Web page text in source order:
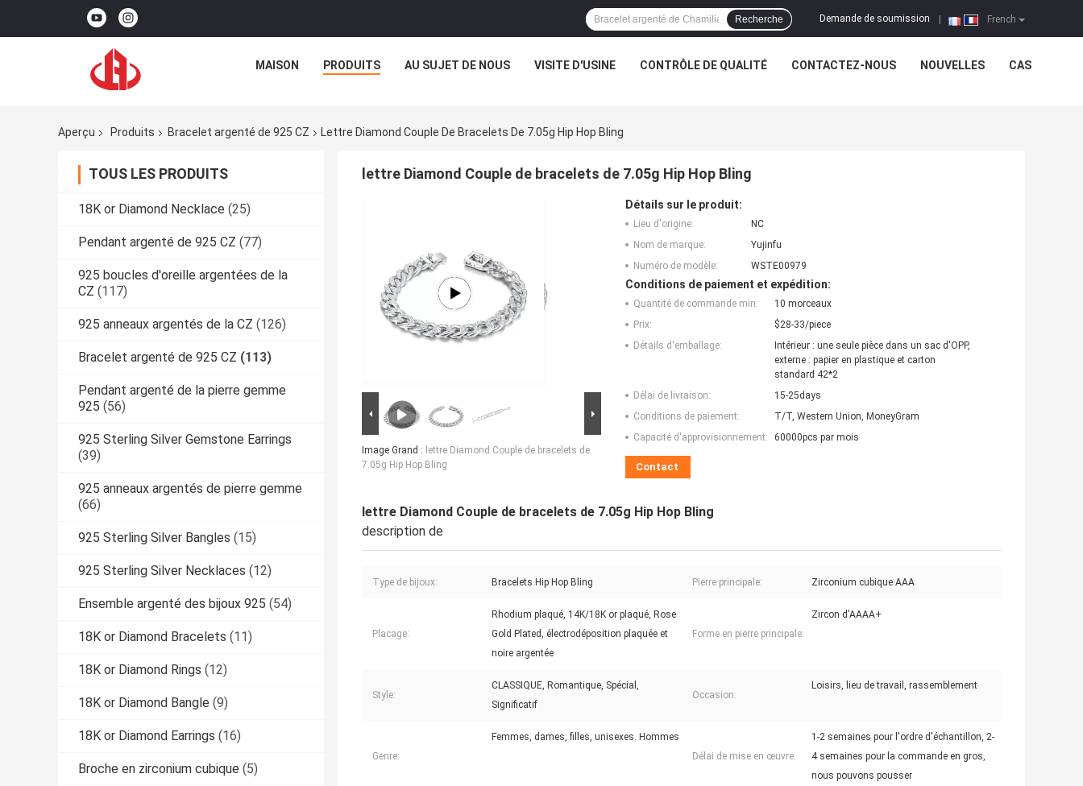
French
Demande de soumission
Recherche
MAISON PRODUITS AU SUJET DE NOUS VISITE D'USINE CONTRÔLE DE QUALITÉ CONTACTEZ-NOUS NOUVELLES CAS
Aperçu Produits Bracelet argenté de 925 CZ Lettre Diamond Couple De Bracelets De 7.05g Hip Hop Bling
TOUS LES PRODUITS
18K or Diamond Necklace (25)
Pendant argenté de 925 CZ (77)
925 boucles d'oreille argentées de la
CZ (117)
925 anneaux argentés de la CZ (126)
Bracelet argenté de 925 CZ (113)
Pendant argenté de la pierre gemme
925 (56)
925 Sterling Silver Gemstone Earrings
(39)
925 anneaux argentés de pierre gemme
(66)
925 Sterling Silver Bangles (15)
925 Sterling Silver Necklaces (12)
Ensemble argenté des bijoux 925 (54)
18K or Diamond Bracelets (11)
18K or Diamond Rings (12)
18K or Diamond Bangle (9)
18K or Diamond Earrings (16)
Broche en zirconium cubique (5)
lettre Diamond Couple de bracelets de 7.05g Hip Hop Bling
Image Grand : lettre Diamond Couple de bracelets de
7.05g Hip Hop Bling
Détails sur le produit:
Lieu d'origine:
NC
Nom de marque:
Yujinfu
Numéro de modèle:
WSTE00979
Conditions de paiement et expédition:
Quantité de commande min:
10 morceaux
Prix:
$28-33/piece
Détails d'emballage:
Intérieur : une seule pièce dans un sac d'OPP,
externe : papier en plastique et carton
standard 42*2
Délai de livraison:
15-25days
Conditions de paiement:
T/T, Western Union, MoneyGram
Capacité d'approvisionnement:
60000pcs par mois
Contact
lettre Diamond Couple de bracelets de 7.05g Hip Hop Bling
description de
Type de bijoux: Bracelets Hip Hop Bling Pierre principale: Zirconium cubique AAA
Placage:
Rhodium plaqué, 14K/18K or plaqué, Rose
Gold Plated, électrodéposition plaquée et
noire argentée
Forme en pierre principale:
Zircon d'AAAA+
Style:
CLASSIQUE, Romantique, Spécial,
Significatif
Occasion:
Loisirs, lieu de travail, rassemblement
Genre:
Femmes, dames, filles, unisexes. Hommes
Délai de mise en œuvre:
1-2 semaines pour l'ordre d'échantillon, 2-
4 semaines pour la commande en gros,
nous pouvons pousser